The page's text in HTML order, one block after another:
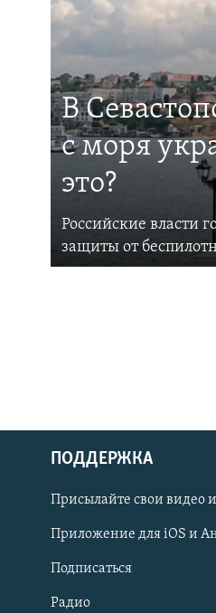
Українською
Qırımtatar
ПРИСОЕДИНЯЙТЕСЬ!
В
с моря
это?
Российские власти
защиты от
ПОДДЕРЖКА
Присылайте свои видео
Приложение для iOS и
Подписаться
Радио